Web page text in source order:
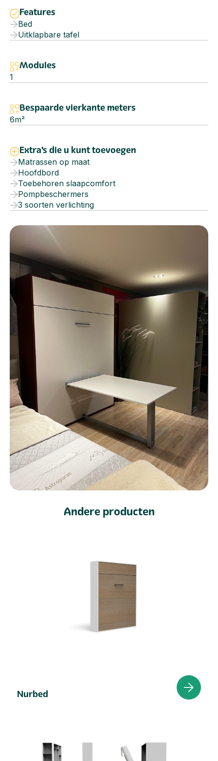
Features
Bed
Uitklapbare tafel
Modules
1
Bespaarde vierkante meters
6m²
Extra's die u kunt toevoegen
Matrassen op maat
Hoofdbord
Toebehoren slaapcomfort
Pompbeschermers
3 soorten verlichting
Andere producten
Nurbed